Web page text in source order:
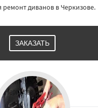
ремонт диванов в Черкизове.
ЗАКАЗАТЬ